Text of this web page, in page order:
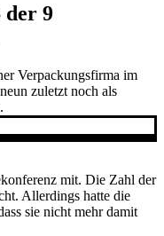
der 9
Verpackungsfirma im
zuletzt noch als
mit. Die Zahl der
Allerdings hatte die
sie nicht mehr damit